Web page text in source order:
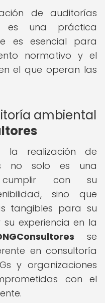
de auditorías
es una práctica
es esencial para
normativo y el
el que operan las
ambiental
la realización de
no solo es una
con su
sino que
tangibles para su
experiencia en la
se
en consultoría
y organizaciones
con el